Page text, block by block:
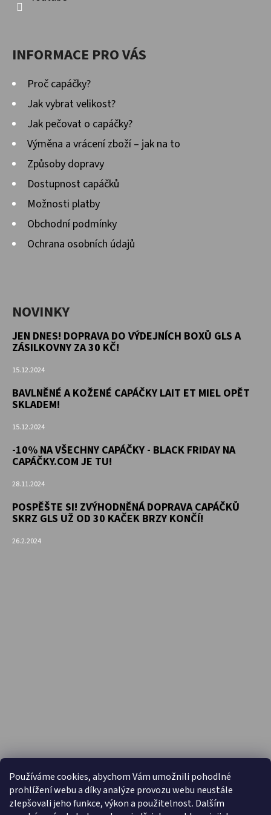
Používáme cookies, abychom Vám umožnili pohodlné
prohlížení webu a díky analýze provozu webu neustále
zlepšovali jeho funkce, výkon a použitelnost. Dalším
INFORMACE PRO VÁS
Proč capáčky?
Jak vybrat velikost?
Jak pečovat o capáčky?
Výměna a vrácení zboží – jak na to
Způsoby dopravy
Dostupnost capáčků
Možnosti platby
Obchodní podmínky
Ochrana osobních údajů
NOVINKY
JEN DNES! DOPRAVA DO VÝDEJNÍCH BOXŮ GLS A
ZÁSILKOVNY ZA 30 KČ!
15.12.2024
BAVLNĚNÉ A KOŽENÉ CAPÁČKY LAIT ET MIEL OPĚT
SKLADEM!
15.12.2024
-10% NA VŠECHNY CAPÁČKY - BLACK FRIDAY NA
CAPÁČKY.COM JE TU!
28.11.2024
POSPĚŠTE SI! ZVÝHODNĚNÁ DOPRAVA CAPÁČKŮ
SKRZ GLS UŽ OD 30 KAČEK BRZY KONČÍ!
26.2.2024
PŘIJÍMÁME ONLINE PLATBY